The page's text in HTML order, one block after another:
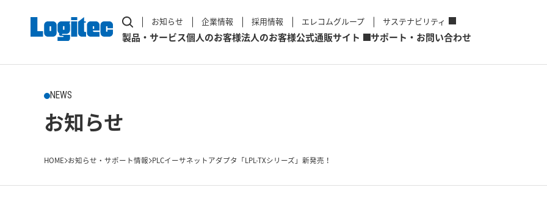
お知らせ 企業情報 採用情報 エレコムグループ サステナビリティ
製品・サービス個人のお客様法人のお客様公式通販サイト サポート・お問い合わせ
NEWS
お知らせ
HOME お知らせ・サポート情報 PLCイーサネットアダプタ「LPL-TXシリーズ」新発売！